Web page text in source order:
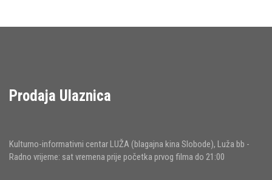
Prodaja Ulaznica
Kulturno-informativni centar LUŽA (blagajna kina Slobode), Luža bb -
Radno vrijeme: sat vremena prije početka prvog filma do 21:00